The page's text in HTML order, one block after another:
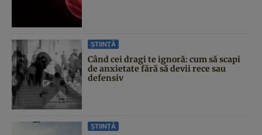
ȘTIINȚĂ
Când cei dragi te ignoră: cum să scapi
de anxietate fără să devii rece sau
defensiv
ȘTIINȚĂ